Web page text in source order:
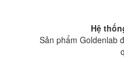
Hệ
Sản phẩm Goldenlab